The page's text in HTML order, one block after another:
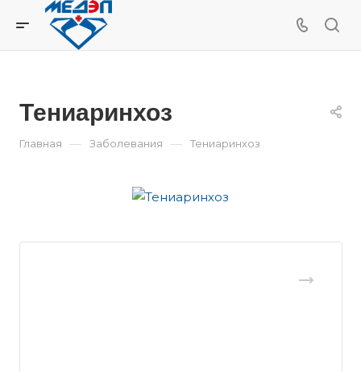
Тениаринхоз
Главная — Заболевания — Тениаринхоз